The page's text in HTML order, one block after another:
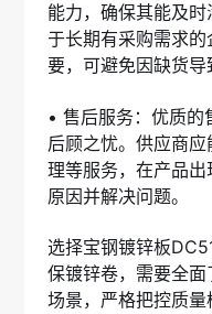
能力，确保其能及
于长期有采购需求
要，可避免因缺货导
• 售后服务：优质的
后顾之忧。供应商
理等服务，在产品
原因并解决问题。
选择宝钢镀锌板
保镀锌卷，需要全
场景，严格把控质